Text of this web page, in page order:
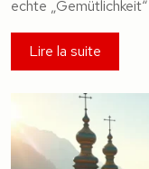
echte
Lire la suite